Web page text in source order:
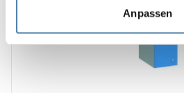
Anpassen